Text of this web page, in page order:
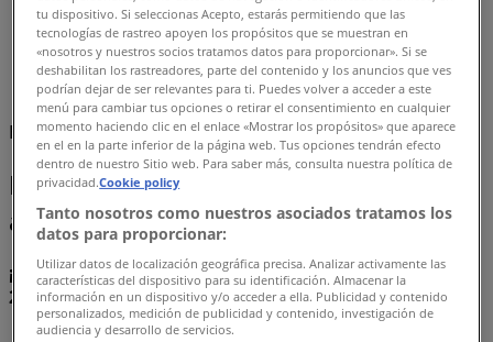
Tiendeo»
Ofertas»
Nautica
Estamos a punto de publicar ofertas de Nautica
Nautica, todas las ofertas a tu
alcance
¡Descubre las mejores ofertas para Nautica en agosto
2026!
tu dispositivo. Si seleccionas Acepto, estarás permitiendo que las
tecnologías de rastreo apoyen los propósitos que se muestran en
«nosotros y nuestros socios tratamos datos para proporcionar». Si se
deshabilitan los rastreadores, parte del contenido y los anuncios que ves
podrían dejar de ser relevantes para ti. Puedes volver a acceder a este
menú para cambiar tus opciones o retirar el consentimiento en cualquier
momento haciendo clic en el enlace «Mostrar los propósitos» que aparece
en el en la parte inferior de la página web. Tus opciones tendrán efecto
dentro de nuestro Sitio web. Para saber más, consulta nuestra política de
privacidad.Cookie policy
Tanto nosotros como nuestros asociados tratamos los
datos para proporcionar:
Utilizar datos de localización geográfica precisa. Analizar activamente las
características del dispositivo para su identificación. Almacenar la
información en un dispositivo y/o acceder a ella. Publicidad y contenido
personalizados, medición de publicidad y contenido, investigación de
audiencia y desarrollo de servicios.